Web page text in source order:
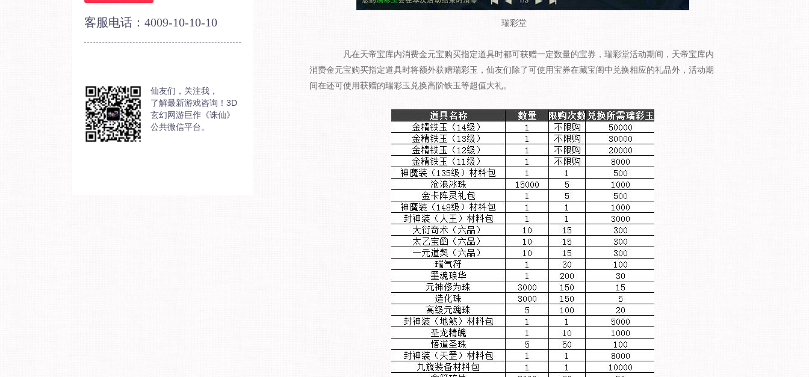
客服电话：4009-10-10-10
仙友们，关注我，
了解最新游戏咨询！3D
玄幻网游巨作《诛仙》
公共微信平台。
瑞彩堂
凡在天帝宝库内消费金元宝购买指定道具时都可获赠一定数量的宝券，瑞彩堂活动期间，天帝宝库内
消费金元宝购买指定道具时将额外获赠瑞彩玉，仙友们除了可使用宝券在藏宝阁中兑换相应的礼品外，活动期
间在还可使用获赠的瑞彩玉兑换高阶铁玉等超值大礼。